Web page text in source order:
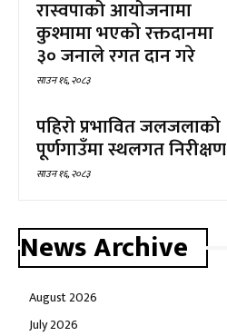
रास्वपाको आयोजनामा
कुश्मामा भएको रक्तदानमा
३० जनाले रगत दान गरे
साउन १६, २०८३
पहिरो प्रभावित जलजलाको
पूर्णगाउँमा स्थलगत निरीक्षण
साउन १६, २०८३
News Archive
August 2026
July 2026